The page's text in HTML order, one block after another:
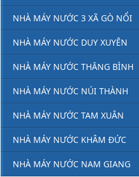
NHÀ MÁY NƯỚC 3 XÃ GÒ NỔI
NHÀ MÁY NƯỚC DUY XUYÊN
NHÀ MÁY NƯỚC THĂNG BÌNH
NHÀ MÁY NƯỚC NÚI THÀNH
NHÀ MÁY NƯỚC TAM XUÂN
NHÀ MÁY NƯỚC KHÂM ĐỨC
NHÀ MÁY NƯỚC NAM GIANG